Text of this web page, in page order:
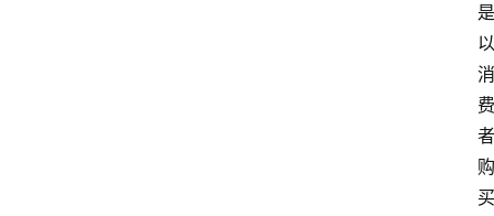
是
以
消
费
者
购
买